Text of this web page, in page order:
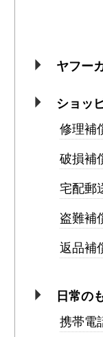
ヤフー
ショッ
修理補
破損補
宅配郵
盗難補
返品補
日常の
携帯電